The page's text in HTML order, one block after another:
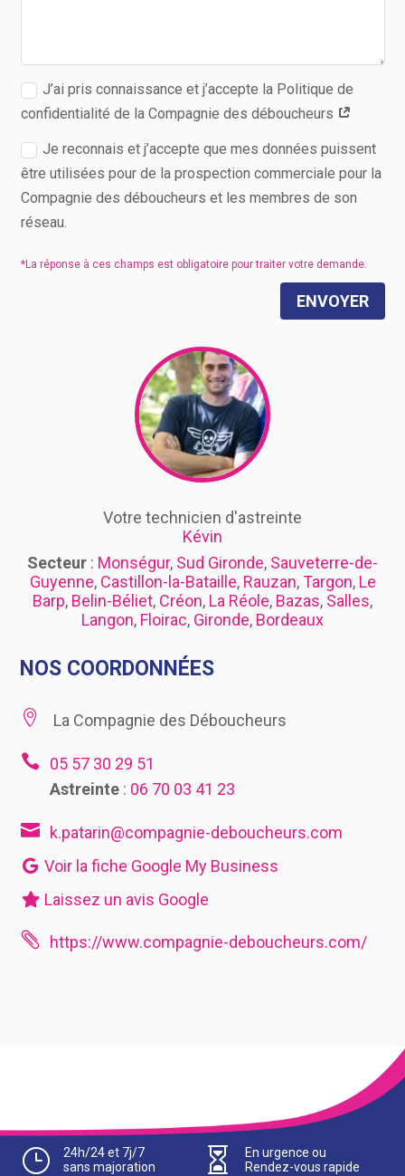
J’ai pris connaissance et j’accepte la Politique de
confidentialité de la Compagnie des déboucheurs
Je reconnais et j’accepte que mes données puissent
être utilisées pour de la prospection commerciale pour la
Compagnie des déboucheurs et les membres de son
réseau.
ENVOYER
Votre technicien d'astreinte
Kévin
Secteur : Monségur, Sud Gironde, Sauveterre-de-
Guyenne, Castillon-la-Bataille, Rauzan,Targon, Le
Barp, Belin-Béliet, Créon, La Réole, Bazas, Salles,
Langon, Floirac, Gironde, Bordeaux
NOS COORDONNÉES
 La Compagnie des Déboucheurs

05 57 30 29 51
Astreinte: 06 70 03 41 23

k.patarin@compagnie-deboucheurs.com
Voir la fiche Google My Business
Laissez un avis Google
 https://www.compagnie-deboucheurs.com/
}
24h/24 et 7j/7
sans majoration

En urgence ou
Rendez-vous rapide